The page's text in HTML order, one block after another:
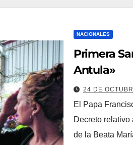
NACIONALES
Primera
Antula»
24 DE
El Papa
Decreto
de la Beata